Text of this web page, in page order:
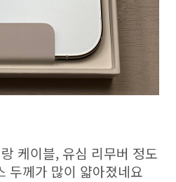
케이블, 유심 리무버 정도
두께가 많이 얇아졌네요